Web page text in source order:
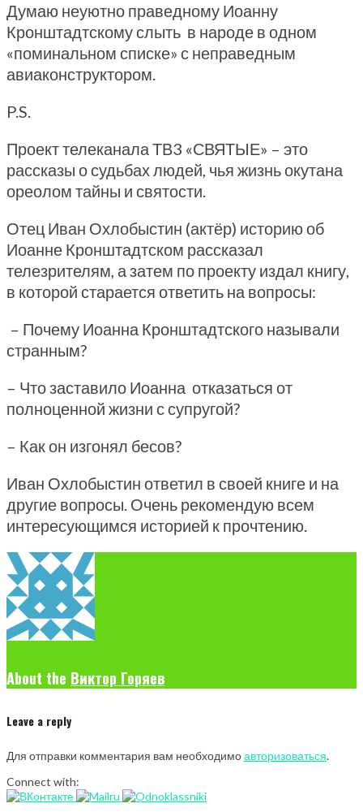
Думаю неуютно праведному Иоанну
Кронштадтскому слыть в народе в одном
«поминальном списке» с неправедным
авиаконструктором.
P.S.
Проект телеканала ТВ3 «СВЯТЫЕ» – это
рассказы о судьбах людей, чья жизнь окутана
ореолом тайны и святости.
Отец Иван Охлобыстин (актёр) историю об
Иоанне Кронштадтском рассказал
телезрителям, а затем по проекту издал книгу,
в которой старается ответить на вопросы:
– Почему Иоанна Кронштадтского называли
странным?
– Что заставило Иоанна отказаться от
полноценной жизни с супругой?
– Как он изгонял бесов?
Иван Охлобыстин ответил в своей книге и на
другие вопросы. Очень рекомендую всем
интересующимся историей к прочтению.
About the Виктор Горяев
Leave a reply
Для отправки комментария вам необходимоавторизоваться.
Connect with: